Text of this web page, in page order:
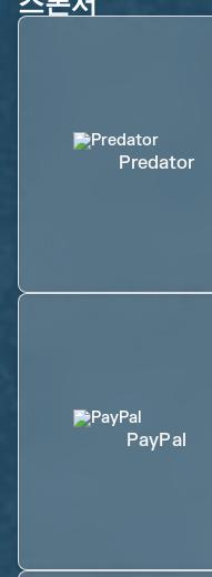
Predator
PayPal